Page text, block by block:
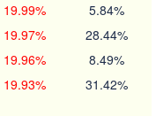
19.99% 5.84%
19.97% 28.44%
19.96% 8.49%
19.93% 31.42%